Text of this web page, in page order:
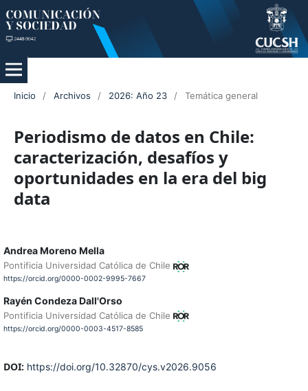
Inicio / Archivos / 2026: Año 23 / Temática general
Periodismo de datos en Chile:
caracterización, desafíos y
oportunidades en la era del big
data
Andrea Moreno Mella
Pontificia Universidad Católica de Chile
https://orcid.org/0000-0002-9995-7667
Rayén Condeza Dall'Orso
Pontificia Universidad Católica de Chile
https://orcid.org/0000-0003-4517-8585
DOI: https://doi.org/10.32870/cys.v2026.9056